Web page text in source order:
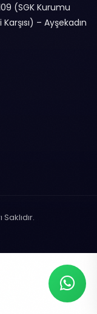
(SGK Kurumu
– Ayşekadın